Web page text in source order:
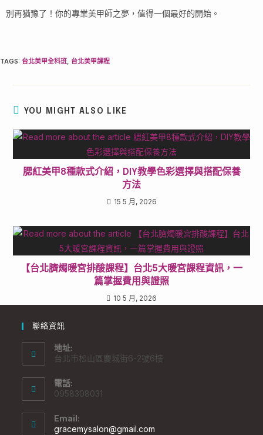
別再猶豫了！你的專業美甲師之夢，值得一個最好的開始。
TAGS: 台北美甲全科班, 台北美甲課程
YOU MIGHT ALSO LIKE
腮紅美甲8種款式介紹，DIY教學色彩選擇與搭配保養
方法
15 5 月, 2026
【台北臍燭暖宮排酸課程】台北5大暖宮課程資訊，一
篇掌握費用與證照
10 5 月, 2026
聯絡資訊
地址:
台北市松山區慶城街6-2號6樓
電話:
0958308031
Email:
gracemysalon@gmail.com